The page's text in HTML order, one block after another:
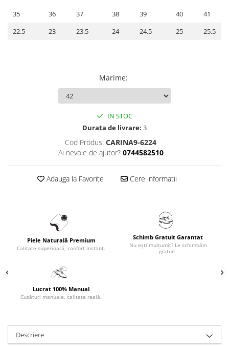
35 36 37 38 39 40
41
22.5
23 23.5 24 24.5 25 25.5
Marime:
IN STOC
Durata de livrare: 3
Cod Produs: CARINA9-6224
Ai nevoie de ajutor? 0744582510
Adauga la Favorite Cere informatii
Piele Naturală Premium
Calitate superioară, confort instant.
Schimb Gratuit Garantat
Nu ești mulțumit? Le schimbăm
gratuit.
Lucrat 100% Manual
Cusături manuale, calitate reală.
Descriere